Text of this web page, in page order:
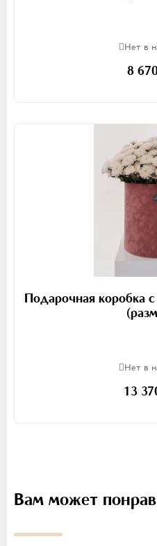
Нет в
8
Подарочная коробка
Нет в
13
Вам может